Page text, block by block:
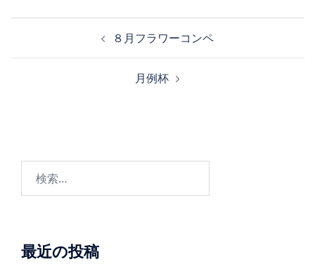
ョ
８月フラワーコンペ
月例杯
最近の投稿